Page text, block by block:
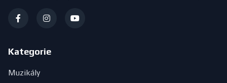
Kategorie
Muzikály